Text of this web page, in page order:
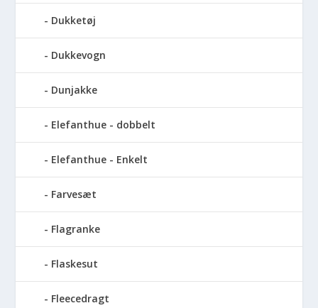
Dukketøj
Dukkevogn
Dunjakke
Elefanthue - dobbelt
Elefanthue - Enkelt
Farvesæt
Flagranke
Flaskesut
Fleecedragt